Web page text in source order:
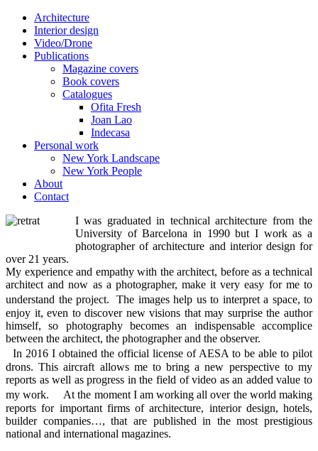
Architecture
Interior design
Video/Drone
Publications
Magazine covers
Book covers
Catalogues
Ofita Fresh
Joan Lao
Indecasa
Personal work
New York Landscape
New York People
About
Contact
I was graduated in technical architecture from the
University of Barcelona in 1990 but I work as a
photographer of architecture and interior design for
over 21 years.
My experience and empathy with the architect, before as a technical
architect and now as a photographer, make it very easy for me to
understand the project. The images help us to interpret a space, to
enjoy it, even to discover new visions that may surprise the author
himself, so photography becomes an indispensable accomplice
between the architect, the photographer and the observer.
In 2016 I obtained the official license of AESA to be able to pilot
drons. This aircraft allows me to bring a new perspective to my
reports as well as progress in the field of video as an added value to
my work. At the moment I am working all over the world making
reports for important firms of architecture, interior design, hotels,
builder companies…, that are published in the most prestigious
national and international magazines.